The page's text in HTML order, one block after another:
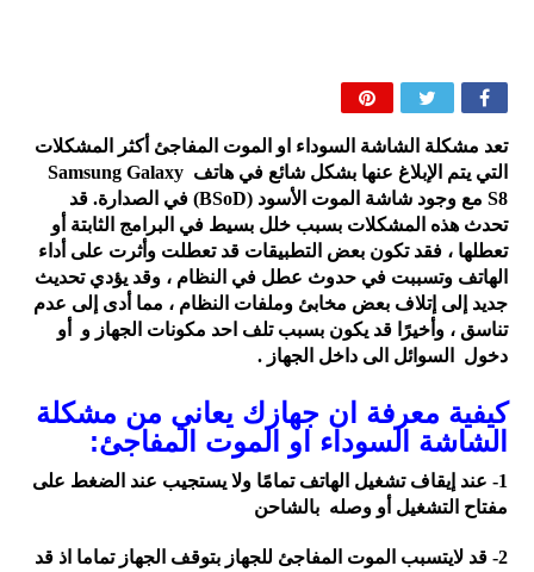
تعد مشكلة الشاشة السوداء او الموت المفاجئ أكثر المشكلات
التي يتم الإبلاغ عنها بشكل شائع في هاتف Samsung Galaxy
قد
تحدث هذه المشكلات بسبب خلل بسيط في البرامج الثابتة أو
تعطلها ، فقد تكون بعض التطبيقات قد تعطلت وأثرت على أداء
الهاتف وتسببت في حدوث عطل في النظام ، وقد يؤدي تحديث
جديد إلى إتلاف بعض مخابئ وملفات النظام ، مما أدى إلى عدم
تناسق ، وأخيرًا قد يكون بسبب تلف احد مكونات الجهاز و أو
دخول السوائل الى داخل الجهاز .
كيفية معرفة ان جهازك يعاني من مشكلة
الشاشة السوداء او الموت المفاجئ:
1- عند إيقاف تشغيل الهاتف تمامًا ولا يستجيب عند الضغط على
مفتاح التشغيل أو وصله بالشاحن
2- قد لايتسبب الموت المفاجئ للجهاز بتوقف الجهاز تماما اذ قد